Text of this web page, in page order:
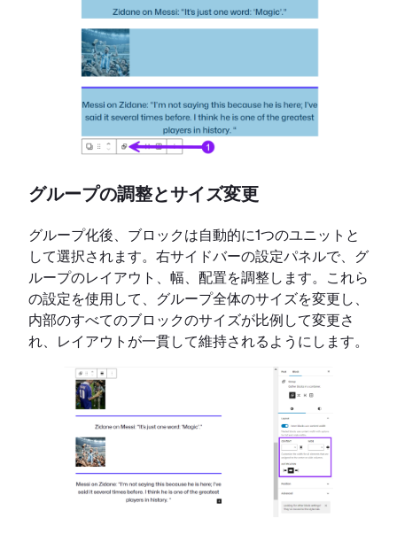
グループの調整とサイズ変更
グループ化後、ブロックは自動的に1つのユニットと
して選択されます。右サイドバーの設定パネルで、グ
ループのレイアウト、幅、配置を調整します。これら
の設定を使用して、グループ全体のサイズを変更し、
内部のすべてのブロックのサイズが比例して変更さ
れ、レイアウトが一貫して維持されるようにします。